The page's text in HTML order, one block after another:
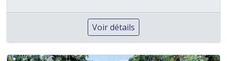
Voir détails